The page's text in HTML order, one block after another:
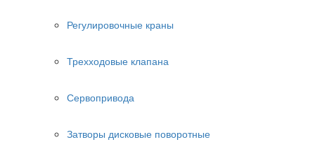
Регулировочные краны
Трехходовые клапана
Сервопривода
Затворы дисковые поворотные